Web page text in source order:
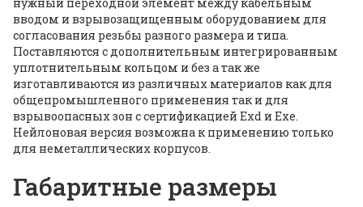
вводом и взрывозащищенным оборудованием для
согласования резьбы разного размера и типа.
Поставляются с дополнительным интегрированным
уплотнительным кольцом и без а так же
изготавливаются из различных материалов как для
общепромышленного применения так и для
взрывоопасных зон с сертификацией Exd и Exе.
Нейлоновая версия возможна к применению только
для неметаллических корпусов.
Габаритные размеры